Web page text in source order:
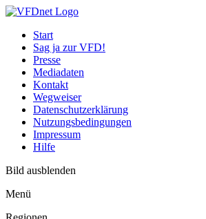
Start
Sag ja zur VFD!
Presse
Mediadaten
Kontakt
Wegweiser
Datenschutzerklärung
Nutzungsbedingungen
Impressum
Hilfe
Bild ausblenden
Menü